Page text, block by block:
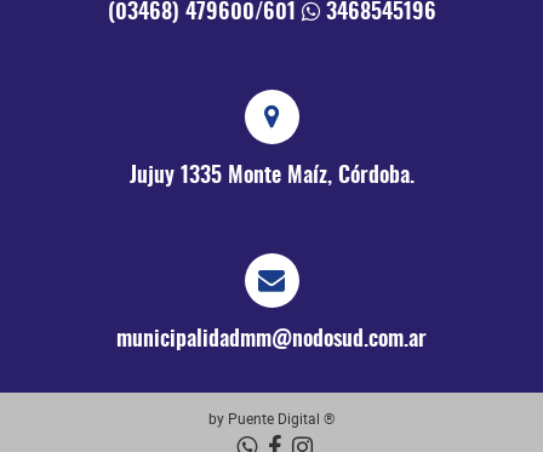
(03468) 479600/601 3468545196
Jujuy 1335 Monte Maíz, Córdoba.
municipalidadmm@nodosud.com.ar
by Puente Digital ®